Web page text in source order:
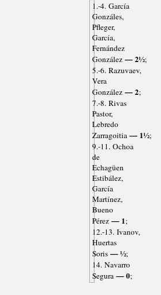
1.-4. García
Gonzáles,
Pfleger,
García,
Fernández
González— 2½;
5.-6. Razuvaev,
Vera
González— 2;
7.-8. Rivas
Pastor,
Lebredo
Zarragoitia— 1½;
9.-11. Ochoa
de
Echagüen
Estibález,
García
Martínez,
Bueno
Pérez— 1;
12.-13. Ivanov,
Huertas
Soris— ½;
14. Navarro
Segura— 0;